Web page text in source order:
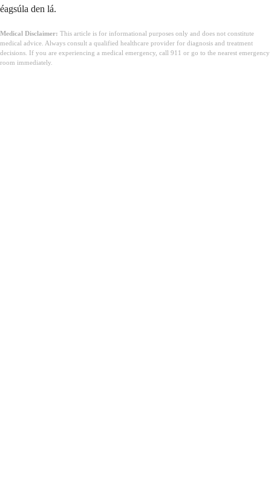
éagsúla den lá.
Medical Disclaimer: This article is for informational purposes only and does not constitute
medical advice. Always consult a qualified healthcare provider for diagnosis and treatment
decisions. If you are experiencing a medical emergency, call 911 or go to the nearest emergency
room immediately.